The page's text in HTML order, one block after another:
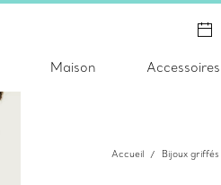
Maison Accessoires
Accueil Bijoux griffés